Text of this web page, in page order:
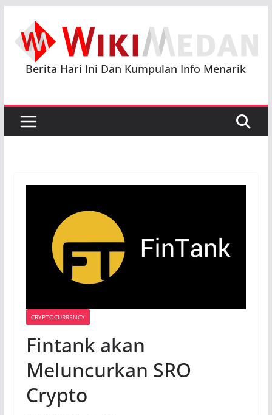
content
Berita Hari Ini Dan Kumpulan Info Menarik
CRYPTOCURRENCY
Fintank akan
Meluncurkan SRO
Crypto